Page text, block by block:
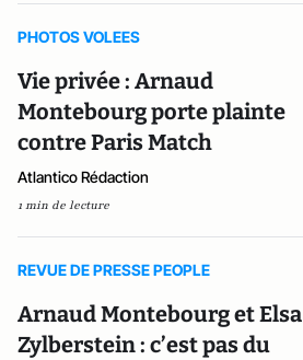
PHOTOS VOLEES
Vie privée : Arnaud
Montebourg porte plainte
contre Paris Match
Atlantico Rédaction
1 min de lecture
REVUE DE PRESSE PEOPLE
Arnaud Montebourg et Elsa
Zylberstein : c’est pas du